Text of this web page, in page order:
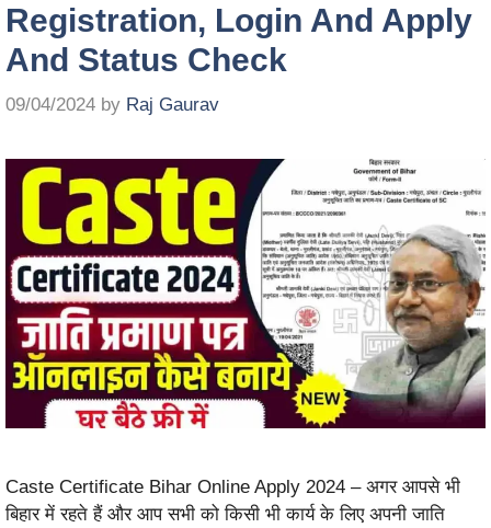
Registration, Login And Apply
And Status Check
09/04/2024 by Raj Gaurav
Caste Certificate Bihar Online Apply 2024 – अगर आपसे भी
बिहार में रहते हैं और आप सभी को किसी भी कार्य के लिए अपनी जाति